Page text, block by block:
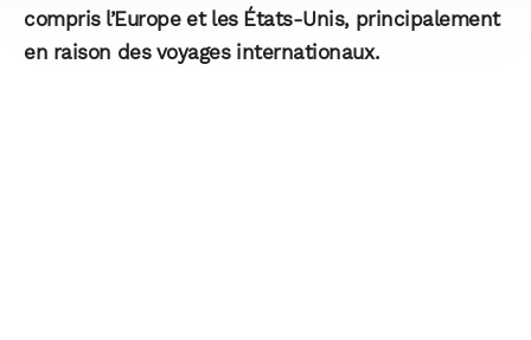
compris l’Europe et les États-Unis, principalement
en raison des voyages internationaux.